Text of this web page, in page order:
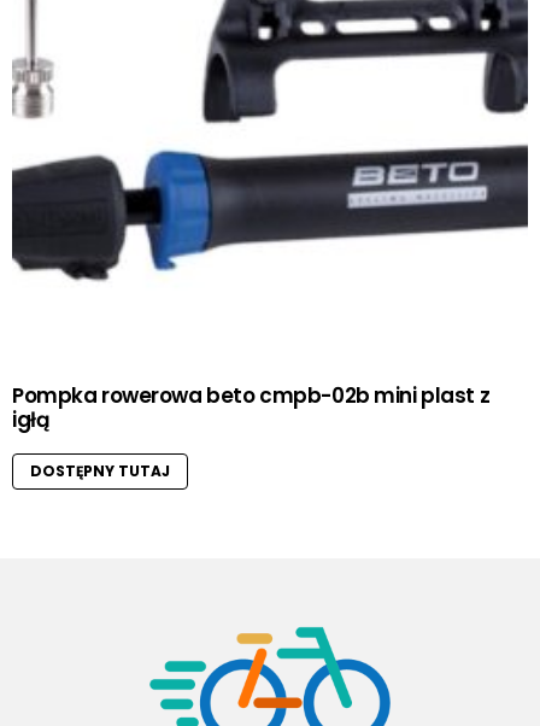
Pompka rowerowa beto cmpb-02b mini plast z
igłą
DOSTĘPNY TUTAJ